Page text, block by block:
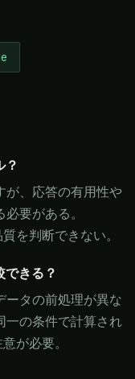
？
が、応答の有用性や
要がある。
を判断できない。
きる？
ータの前処理が異な
一の条件で計算され
が必要。